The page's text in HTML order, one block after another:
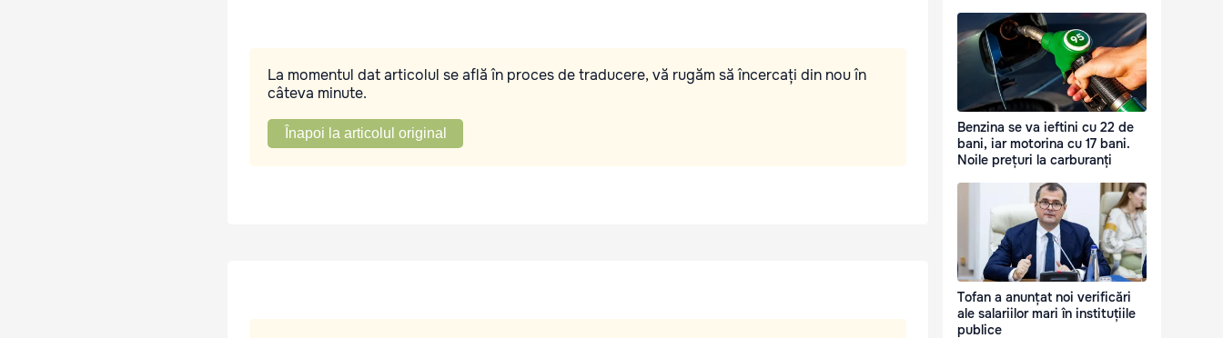
La momentul dat articolul se află în proces de traducere, vă rugăm să încercați din nou în
câteva minute.
Înapoi la articolul original
Benzina se va ieftini cu 22 de
bani, iar motorina cu 17 bani.
Noile prețuri la carburanți
Tofan a anunțat noi verificări
ale salariilor mari în instituțiile
publice